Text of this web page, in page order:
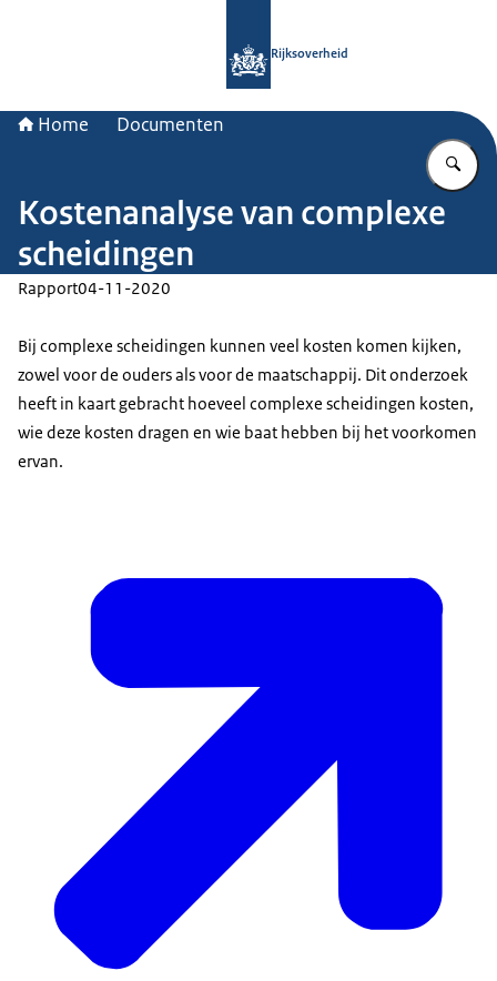
Rijksoverheid
Home Documenten
Kostenanalyse van complexe
scheidingen
Rapport04-11-2020
Bij complexe scheidingen kunnen veel kosten komen kijken,
zowel voor de ouders als voor de maatschappij. Dit onderzoek
heeft in kaart gebracht hoeveel complexe scheidingen kosten,
wie deze kosten dragen en wie baat hebben bij het voorkomen
ervan.